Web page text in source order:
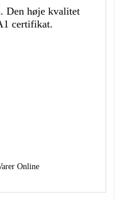
Den høje kvalitet
certifikat.
Online